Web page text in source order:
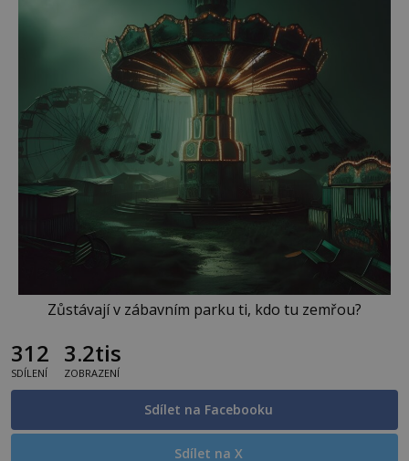
Zůstávají v zábavním parku ti, kdo tu zemřou?
312
SDÍLENÍ
3.2tis
ZOBRAZENÍ
Sdílet na Facebooku
Sdílet na X